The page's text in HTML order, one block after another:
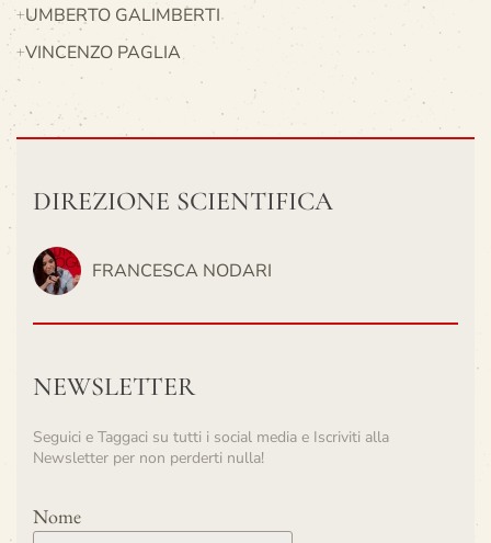
UMBERTO GALIMBERTI
VINCENZO PAGLIA
DIREZIONE SCIENTIFICA
FRANCESCA NODARI
NEWSLETTER
Seguici e Taggaci su tutti i social media e Iscriviti alla
Newsletter per non perderti nulla!
Nome